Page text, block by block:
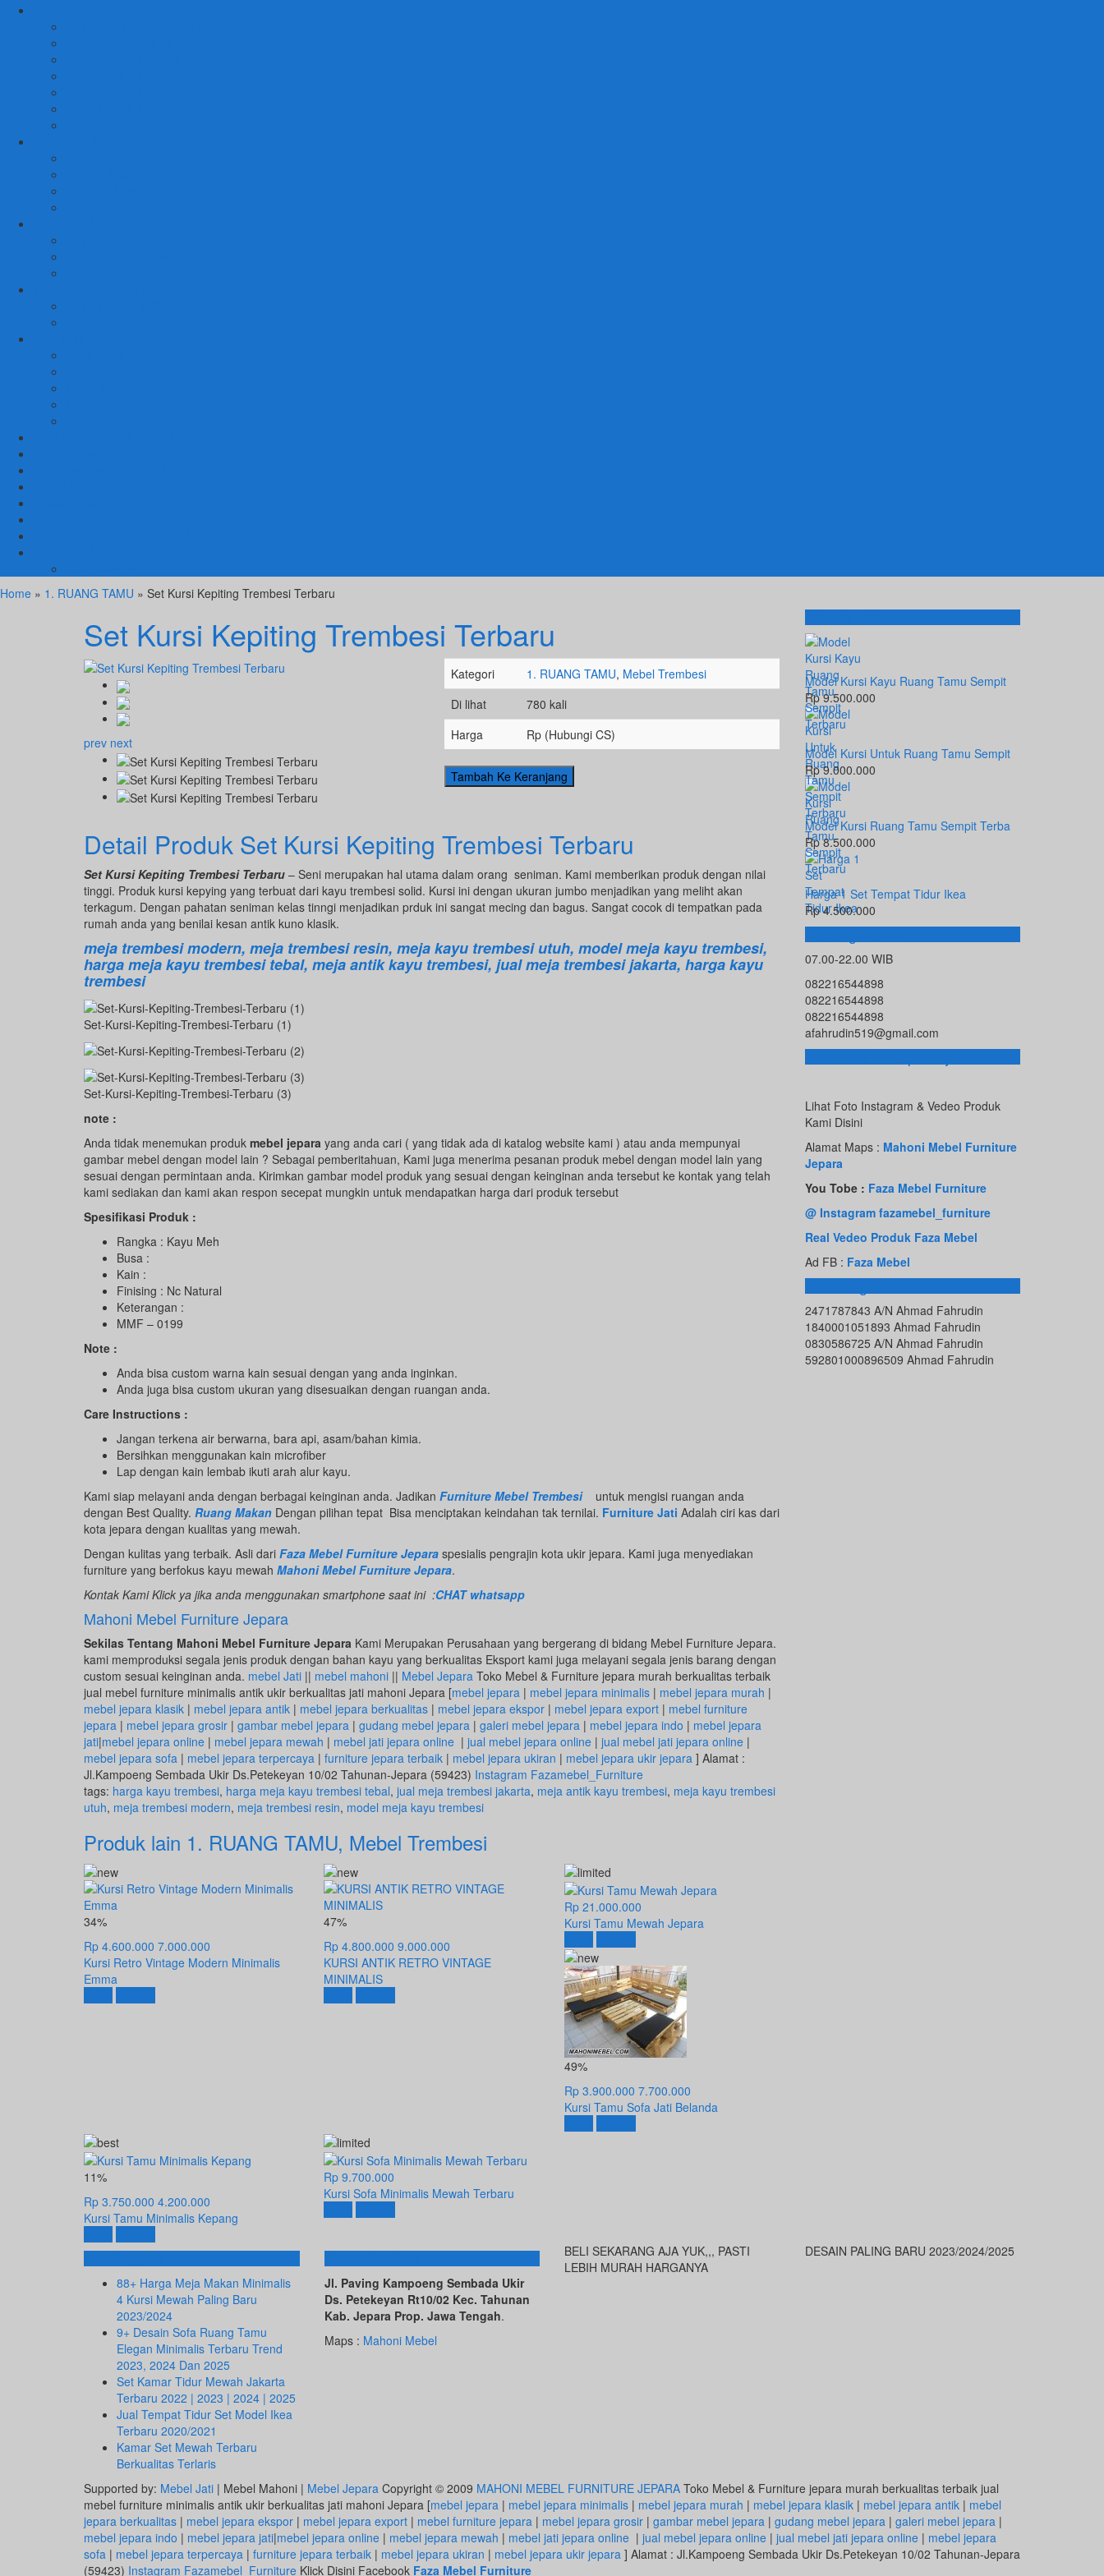
Home » 1. RUANG TAMU » Set Kursi Kepiting Trembesi Terbaru
Set Kursi Kepiting Trembesi Terbaru
prev next
Kategori 1. RUANG TAMU, Mebel Trembesi
Di lihat
780 kali
Harga
Rp (Hubungi CS)
Detail Produk Set Kursi Kepiting Trembesi Terbaru
Set Kursi Kepiting Trembesi Terbaru – Seni merupakan hal utama dalam orang seniman. Kami memberikan produk dengan nilai
tinggi. Produk kursi kepying yang terbuat dari kayu trembesi solid. Kursi ini dengan ukuran jumbo menjadikan yang meliht akan
terkagum. Dengan pahatan seniman kelas tinngi menjadikan prduk ini sangat mecing dan bagus. Sangat cocok di tempatkan pada
rumah anda yang benilai kesan antik kuno klasik.
meja trembesi modern, meja trembesi resin, meja kayu trembesi utuh, model meja kayu trembesi,
harga meja kayu trembesi tebal, meja antik kayu trembesi, jual meja trembesi jakarta, harga kayu
trembesi
Set-Kursi-Kepiting-Trembesi-Terbaru (1)
Set-Kursi-Kepiting-Trembesi-Terbaru (3)
note :
Anda tidak menemukan produk mebel jepara yang anda cari ( yang tidak ada di katalog website kami ) atau anda mempunyai
gambar mebel dengan model lain ? Sebagai pemberitahuan, Kami juga menerima pesanan produk mebel dengan model lain yang
sesuai dengan permintaan anda. Kirimkan gambar model produk yang sesuai dengan keinginan anda tersebut ke kontak yang telah
kami sediakan dan kami akan respon secepat mungkin untuk mendapatkan harga dari produk tersebut
Spesifikasi Produk :
Rangka : Kayu Meh
Busa :
Kain :
Finising : Nc Natural
Keterangan :
MMF – 0199
Note :
Anda bisa custom warna kain sesuai dengan yang anda inginkan.
Anda juga bisa custom ukuran yang disesuaikan dengan ruangan anda.
Care Instructions :
Jangan terkena air berwarna, bara api, asam/bahan kimia.
Bersihkan menggunakan kain microfiber
Lap dengan kain lembab ikuti arah alur kayu.
Kami siap melayani anda dengan berbagai keinginan anda. Jadikan Furniture Mebel Trembesi
untuk mengisi ruangan anda
dengan Best Quality. Ruang Makan Dengan pilihan tepat Bisa menciptakan keindahan tak ternilai. Furniture Jati Adalah ciri kas dari
kota jepara dengan kualitas yang mewah.
Dengan kulitas yang terbaik. Asli dari Faza Mebel Furniture Jepara spesialis pengrajin kota ukir jepara. Kami juga menyediakan
furniture yang berfokus kayu mewah Mahoni Mebel Furniture Jepara.
Kontak Kami Klick ya jika anda menggunakan smartphone saat ini :CHAT whatsapp
Mahoni Mebel Furniture Jepara
Sekilas Tentang Mahoni Mebel Furniture Jepara Kami Merupakan Perusahaan yang bergerang di bidang Mebel Furniture Jepara.
kami memproduksi segala jenis produk dengan bahan kayu yang berkualitas Eksport kami juga melayani segala jenis barang dengan
custom sesuai keinginan anda. mebel Jati || mebel mahoni || Mebel Jepara Toko Mebel & Furniture jepara murah berkualitas terbaik
jual mebel furniture minimalis antik ukir berkualitas jati mahoni Jepara [mebel jepara | mebel jepara minimalis | mebel jepara murah |
mebel jepara klasik | mebel jepara antik | mebel jepara berkualitas | mebel jepara ekspor | mebel jepara export | mebel furniture
jepara | mebel jepara grosir | gambar mebel jepara | gudang mebel jepara | galeri mebel jepara | mebel jepara indo | mebel jepara
jati|mebel jepara online | mebel jepara mewah | mebel jati jepara online | jual mebel jepara online | jual mebel jati jepara online |
mebel jepara sofa | mebel jepara terpercaya | furniture jepara terbaik | mebel jepara ukiran | mebel jepara ukir jepara ] Alamat :
Jl.Kampoeng Sembada Ukir Ds.Petekeyan 10/02 Tahunan-Jepara (59423) Instagram Fazamebel_Furniture
tags: harga kayu trembesi, harga meja kayu trembesi tebal, jual meja trembesi jakarta, meja antik kayu trembesi, meja kayu trembesi
utuh, meja trembesi modern, meja trembesi resin, model meja kayu trembesi
Produk lain 1. RUANG TAMU, Mebel Trembesi
34%
Rp 4.600.000 7.000.000
Kursi Retro Vintage Modern Minimalis
Emma
47%
Rp 4.800.0009.000.000
KURSI ANTIK RETRO VINTAGE
MINIMALIS
Rp 21.000.000
Kursi Tamu Mewah Jepara
49%
Rp 3.900.000 7.700.000
Kursi Tamu Sofa Jati Belanda
11%
Rp 3.750.000 4.200.000
Kursi Tamu Minimalis Kepang
Rp 9.700.000
Kursi Sofa Minimalis Mewah Terbaru
Produk Terbaru
Model Kursi Kayu Ruang Tamu Sempit
Rp 9.500.000
Model Kursi Untuk Ruang Tamu Sempit
Rp 9.000.000
Model Kursi Ruang Tamu Sempit Terba
Rp 8.500.000
Harga 1 Set Tempat Tidur Ikea
Rp 4.500.000
Hubungi Kami
07.00-22.00 WIB
082216544898
082216544898
082216544898
afahrudin519@gmail.com
Toko Online Terpercaya
Lihat Foto Instagram & Vedeo Produk
Kami Disini
Alamat Maps : Mahoni Mebel Furniture
Jepara
You Tobe : Faza Mebel Furniture
@ Instagram fazamebel_furniture
Real Vedeo Produk Faza Mebel
Ad FB : Faza Mebel
Rekening Bank
2471787843 A/N Ahmad Fahrudin
1840001051893 Ahmad Fahrudin
0830586725 A/N Ahmad Fahrudin
592801000896509 Ahmad Fahrudin
Info Terbaru
88+ Harga Meja Makan Minimalis
4 Kursi Mewah Paling Baru
2023/2024
9+ Desain Sofa Ruang Tamu
Elegan Minimalis Terbaru Trend
2023, 2024 Dan 2025
Set Kamar Tidur Mewah Jakarta
Terbaru 2022 | 2023 | 2024 | 2025
Jual Tempat Tidur Set Model Ikea
Terbaru 2020/2021
Kamar Set Mewah Terbaru
Berkualitas Terlaris
ALAMAT KAMI
Jl. Paving Kampoeng Sembada Ukir
Ds. Petekeyan Rt10/02 Kec. Tahunan
Kab. Jepara Prop. Jawa Tengah.
Maps : Mahoni Mebel
BELI SEKARANG AJA YUK,,, PASTI
LEBIH MURAH HARGANYA
DESAIN PALING BARU 2023/2024/2025
Supported by: Mebel Jati | Mebel Mahoni | Mebel Jepara Copyright © 2009 MAHONI MEBEL FURNITURE JEPARA Toko Mebel & Furniture jepara murah berkualitas terbaik jual
mebel furniture minimalis antik ukir berkualitas jati mahoni Jepara [mebel jepara | mebel jepara minimalis | mebel jepara murah | mebel jepara klasik | mebel jepara antik | mebel
jepara berkualitas | mebel jepara ekspor | mebel jepara export | mebel furniture jepara | mebel jepara grosir | gambar mebel jepara | gudang mebel jepara | galeri mebel jepara |
mebel jepara indo | mebel jepara jati|mebel jepara online | mebel jepara mewah | mebel jati jepara online | jual mebel jepara online | jual mebel jati jepara online | mebel jepara
sofa | mebel jepara terpercaya | furniture jepara terbaik | mebel jepara ukiran | mebel jepara ukir jepara ] Alamat : Jl.Kampoeng Sembada Ukir Ds.Petekeyan 10/02 Tahunan-Jepara
(59423) Instagram Fazamebel_Furniture Klick Disini Facebook Faza Mebel Furniture